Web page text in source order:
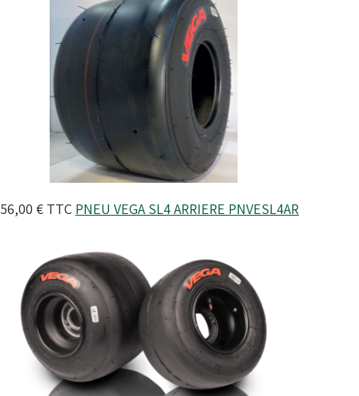
56,00 € TTC PNEU VEGA SL4 ARRIERE PNVESL4AR